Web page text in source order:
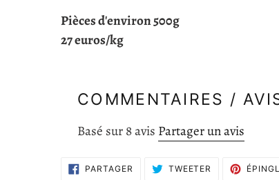
Pièces d'environ 500g
27 euros/kg
COMMENTAIRES /
Basé sur 8 avis Partager un avis
PARTAGER PARTAGERTWEETER TWEETER
SUR